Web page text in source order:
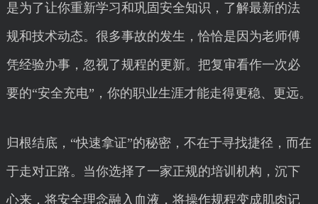
是为了让你重新学习和巩固安全知识，了解最新的法
规和技术动态。很多事故的发生，恰恰是因为老师傅
凭经验办事，忽视了规程的更新。把复审看作一次必
要的“安全充电”，你的职业生涯才能走得更稳、更远。
归根结底，“快速拿证”的秘密，不在于寻找捷径，而在
于走对正路。当你选择了一家正规的培训机构，沉下
心来，将安全理念融入血液，将操作规程变成肌肉记